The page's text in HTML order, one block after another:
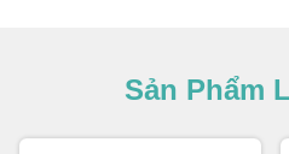
Sản Phẩm